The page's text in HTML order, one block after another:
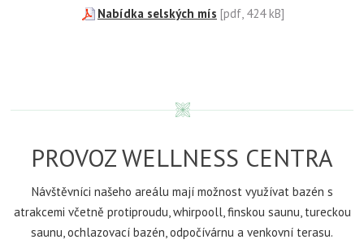
Nabídka selských mís [pdf, 424 kB]
PROVOZ WELLNESS CENTRA
Návštěvníci našeho areálu mají možnost využívat bazén s
atrakcemi včetně protiproudu, whirpooll, finskou saunu, tureckou
saunu, ochlazovací bazén, odpočívárnu a venkovní terasu.